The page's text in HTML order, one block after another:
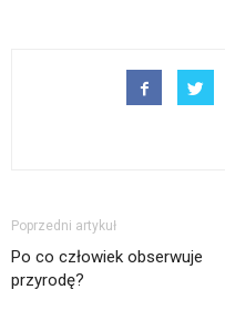
Poprzedni artykuł
Po co człowiek obserwuje
przyrodę?